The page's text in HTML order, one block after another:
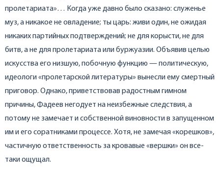
пролетариата»… Когда уже давно было сказано: служенье
муз, а никакое не овладение; ты царь: живи один, не ожидая
никаких партийных подтверждений; не для корысти, не для
битв, а не для пролетариата или буржуазии. Объявив целью
искусства его низшую, побочную функцию — политическую,
идеологи «пролетарской литературы» вынесли ему смертный
приговор. Однако, приветствовав радостным гимном
причины, Фадеев негодует на неизбежные следствия, а
потому не замечает и собственной виновности в запущенном
им и его соратниками процессе. Хотя, не замечая «корешков»,
частичную ответственность за кровавые «вершки» он все-
таки ощущал.